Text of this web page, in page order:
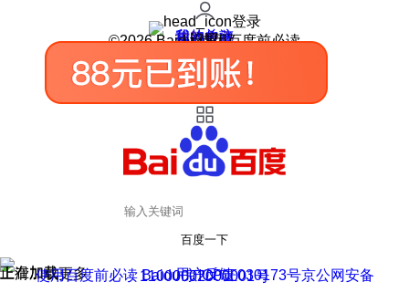
登录
我的关注
我的收藏
皮肤中心
用户反馈
设置
©2026 Baidu 使用百度前必读
百度一下
正在加载
上滑加载更多 用户反馈
使用百度前必读 Baidu 京ICP证030173号
京公网安备11000002000001号